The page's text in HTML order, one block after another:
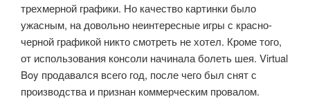
трехмерной графики. Но качество картинки было
ужасным, на довольно неинтересные игры с красно-
черной графикой никто смотреть не хотел. Кроме того,
от использования консоли начинала болеть шея. Virtual
Boy продавался всего год, после чего был снят с
производства и признан коммерческим провалом.